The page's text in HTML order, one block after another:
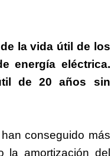
la vida útil de los
energía eléctrica.
de 20 años sin
conseguido más
la amortización del